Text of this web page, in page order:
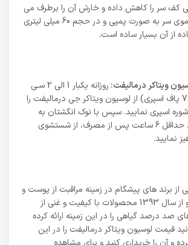
کف سر را کاهش داده و خارش آن را برطرف می
کند. این لوسیون موی سر به صورت پمپی و در حجم 60 میلی لیتری
از آن بسیار ساده است.
ویتاکر درمالیفت:
روزانه یکبار 1 الی 2 سـی
سـی (هر سی سی 7 پاف اسپری) از لوسیون ویتاکر جی درمالیفت را
اسپری نمایید. سپس با نوک انگشتان به
آرامی ماساژ دهید. حداقل 6 ساعت پس از مصرف، از شستشوی
نمایید.
از برند های پیشگام در زمینه مراقبت از پوست و
مو در ایران بوده و از سال 1393 محصولات با کیفیت و غنی از
صد درصد گیاهی را در این زمینه ارائه کرده
قیمت لوسیون ویتاکر درمالیفت را در این